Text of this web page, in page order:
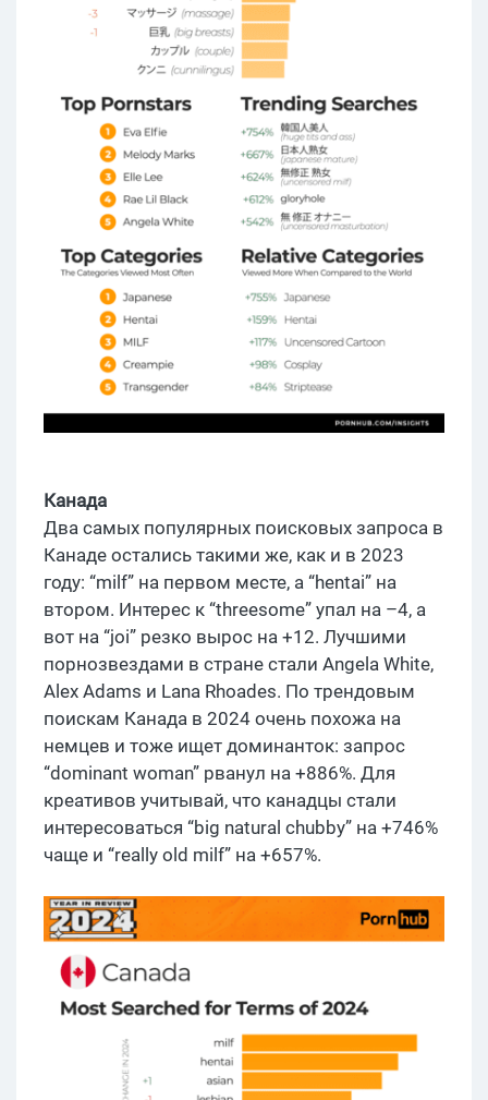
Канада
Два самых популярных поисковых запроса в
Канаде остались такими же, как и в 2023
году: “milf” на первом месте, а “hentai” на
втором. Интерес к “threesome” упал на –4, а
вот на “joi” резко вырос на +12. Лучшими
порнозвездами в стране стали Angela White,
Alex Adams и Lana Rhoades. По трендовым
поискам Канада в 2024 очень похожа на
немцев и тоже ищет доминанток: запрос
“dominant woman” рванул на +886%. Для
креативов учитывай, что канадцы стали
интересоваться “big natural chubby” на +746%
чаще и “really old milf” на +657%.